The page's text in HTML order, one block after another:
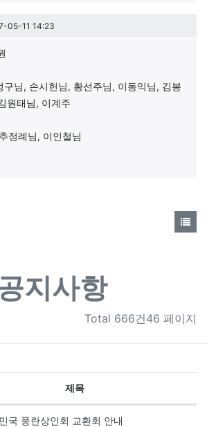
의 댓글
05-11 14:23
구님, 손시헌님, 황선주님, 이동익님, 김봉
원태님, 이계주
정례님, 이인철님
지사항
Total 666건46 페이지
제목
국 풍란상인회 교환회 안내